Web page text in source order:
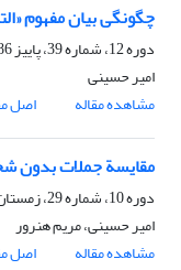
چگونگی بیان مفهوم
دوره 12، شماره 39، پاییز 1386
امیر حسینی
مشاهده مقاله
اصل
مقایسة جملات بدون
دوره 10، شماره 29، زمستان 1384
امیر حسینی، مریم هنرور
مشاهده مقاله
اصل